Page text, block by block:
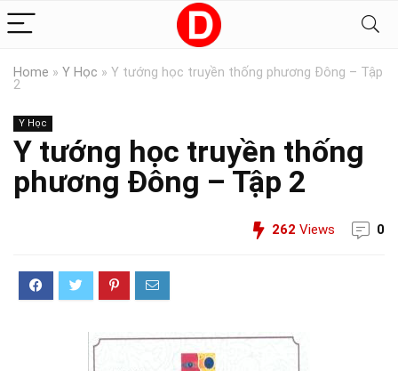
Home » Y Học » Y tướng học truyền thống phương Đông – Tập
2
Y Học
Y tướng học truyền thống
phương Đông – Tập 2
262 Views 0